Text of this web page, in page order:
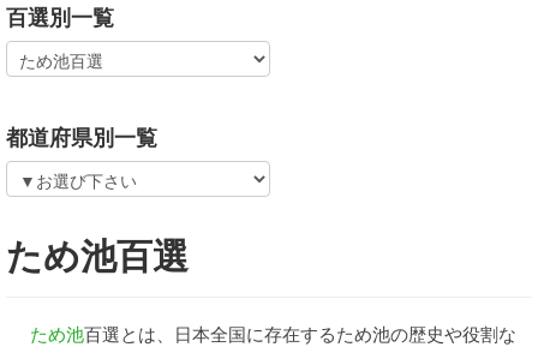
百選別一覧
都道府県別一覧
ため池百選
ため池百選とは、日本全国に存在するため池の歴史や役割な